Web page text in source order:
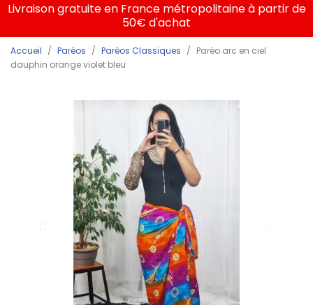
Livraison gratuite en France métropolitaine à partir de
50€ d'achat
Accueil Paréos Paréos Classiques
Paréo arc en ciel
dauphin orange violet bleu